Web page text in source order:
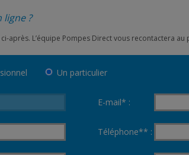
ligne ?
après. L’équipe Pompes Direct vous recontactera
Un particulier
E-mail* :
Téléphone** :